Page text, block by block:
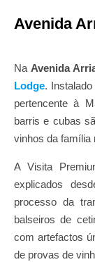
Avenida
Na Avenida
Lodge.
pertencente à
barris e cubas
vinhos da família
A Visita
explicados
processo da
balseiros de
com artefactos
de provas de